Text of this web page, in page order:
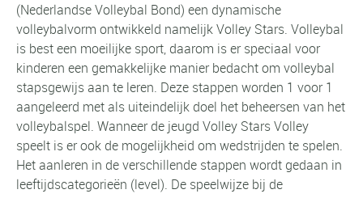
(Nederlandse Volleybal Bond) een dynamische
volleybalvorm ontwikkeld namelijk Volley Stars. Volleybal
is best een moeilijke sport, daarom is er speciaal voor
kinderen een gemakkelijke manier bedacht om volleybal
stapsgewijs aan te leren. Deze stappen worden 1 voor 1
aangeleerd met als uiteindelijk doel het beheersen van het
volleybalspel. Wanneer de jeugd Volley Stars Volley
speelt is er ook de mogelijkheid om wedstrijden te spelen.
Het aanleren in de verschillende stappen wordt gedaan in
leeftijdscategorieën (level). De speelwijze bij de